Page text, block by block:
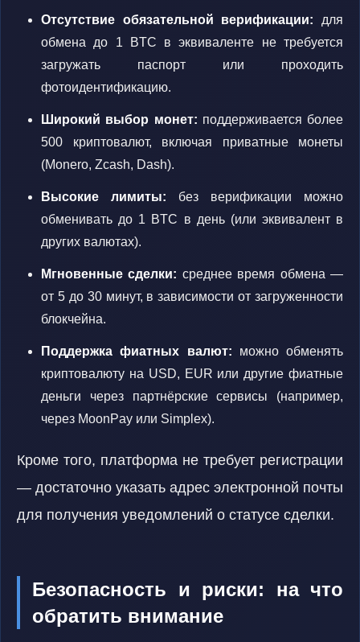
Отсутствие обязательной верификации: для
обмена до 1 BTC в эквиваленте не требуется
загружать паспорт или проходить
фотоидентификацию.
Широкий выбор монет: поддерживается более
500 криптовалют, включая приватные монеты
(Monero, Zcash, Dash).
Высокие лимиты: без верификации можно
обменивать до 1 BTC в день (или эквивалент в
других валютах).
Мгновенные сделки: среднее время обмена —
от 5 до 30 минут, в зависимости от загруженности
блокчейна.
Поддержка фиатных валют: можно обменять
криптовалюту на USD, EUR или другие фиатные
деньги через партнёрские сервисы (например,
через MoonPay или Simplex).
Кроме того, платформа не требует регистрации
— достаточно указать адрес электронной почты
для получения уведомлений о статусе сделки.
Безопасность и риски: на что
обратить внимание